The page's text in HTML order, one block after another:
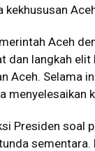
Aceh
dan langkah
Aceh. Selama
menyelesaikan
Presiden soal